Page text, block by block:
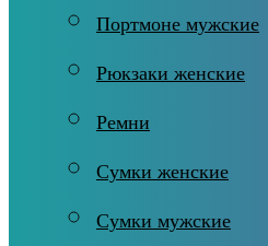
Портмоне мужские
Рюкзаки женские
Ремни
Сумки женские
Сумки мужские